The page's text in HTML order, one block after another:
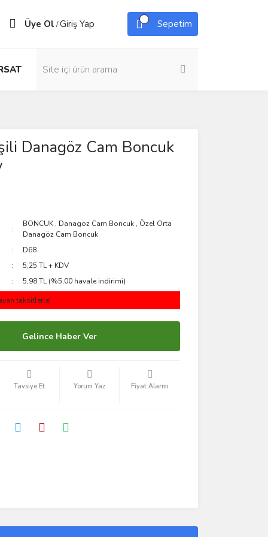
Üye Ol /Giriş Yap Sepetim
Danagöz Cam Boncuk
BONCUK , Danagöz Cam Boncuk , Özel Orta
Danagöz Cam Boncuk
D68
5,25 TL + KDV
5,98 TL (%5,00 havale indirimi)
taksitlerle!
Gelince Haber Ver
Tavsiye Et Yorum Yaz Fiyat Alarmı